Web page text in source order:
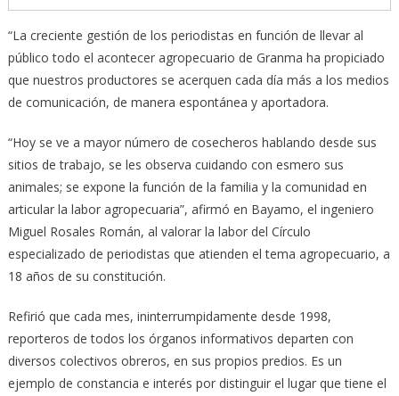
“La creciente gestión de los periodistas en función de llevar al
público todo el acontecer agropecuario de Granma ha propiciado
que nuestros productores se acerquen cada día más a los medios
de comunicación, de manera espontánea y aportadora.
“Hoy se ve a mayor número de cosecheros hablando desde sus
sitios de trabajo, se les observa cuidando con esmero sus
animales; se expone la función de la familia y la comunidad en
articular la labor agropecuaria”, afirmó en Bayamo, el ingeniero
Miguel Rosales Román, al valorar la labor del Círculo
especializado de periodistas que atienden el tema agropecuario, a
18 años de su constitución.
Refirió que cada mes, ininterrumpidamente desde 1998,
reporteros de todos los órganos informativos departen con
diversos colectivos obreros, en sus propios predios. Es un
ejemplo de constancia e interés por distinguir el lugar que tiene el